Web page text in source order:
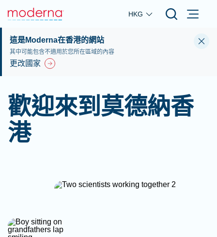
Skip to main content
HKG
這是Moderna在香港的網站
其中可能包含不適用於您所在區域的內容
更改國家
歡迎來到莫德納香
港